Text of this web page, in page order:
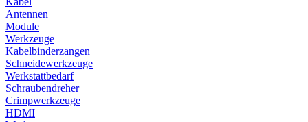
Antennen
Module
Werkzeuge
Kabelbinderzangen
Schneidewerkzeuge
Werkstattbedarf
Schraubendreher
Crimpwerkzeuge
HDMI